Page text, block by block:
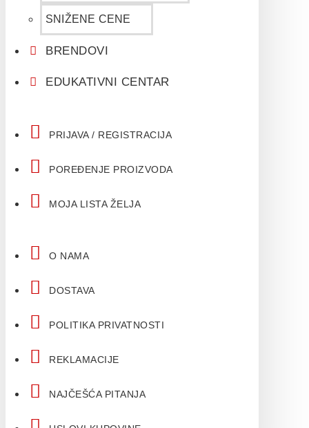
SNIŽENE CENE
BRENDOVI
EDUKATIVNI CENTAR
PRIJAVA / REGISTRACIJA
POREĐENJE PROIZVODA
MOJA LISTA ŽELJA
O NAMA
DOSTAVA
POLITIKA PRIVATNOSTI
REKLAMACIJE
NAJČEŠĆA PITANJA